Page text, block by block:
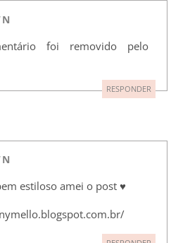
foi removido pelo
RESPONDER
estiloso amei o post ♥